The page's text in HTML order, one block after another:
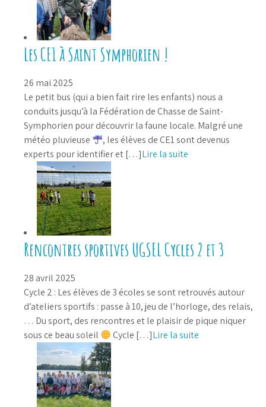
Les CE1 à Saint Symphorien !
26 mai 2025
Le petit bus (qui a bien fait rire les enfants) nous a
conduits jusqu’à la Fédération de Chasse de Saint-
Symphorien pour découvrir la faune locale. Malgré une
météo pluvieuse
, les élèves de CE1 sont devenus
experts pour identifier et […]Lire la suite
Rencontres sportives UGSEL Cycles 2 et 3
28 avril 2025
Cycle 2 : Les élèves de 3 écoles se sont retrouvés autour
d’ateliers sportifs : passe à 10, jeu de l’horloge, des relais,
… Du sport, des rencontres et le plaisir de pique niquer
sous ce beau soleil
Cycle […]Lire la suite